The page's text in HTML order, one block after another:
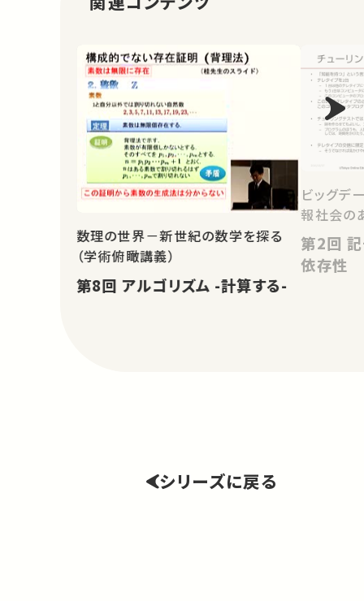
数理の世界－新世紀の数学を探る
（学術俯瞰講義）
第8回 アルゴリズム -計算する-
ビッグデ
報社会の
第2回 記号処理の諸問題と状況
依存性
シリーズに戻る